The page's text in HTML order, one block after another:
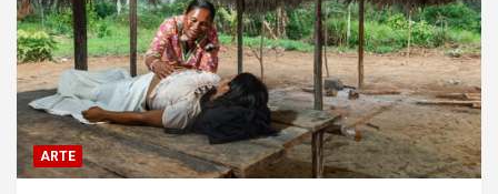
ARTE